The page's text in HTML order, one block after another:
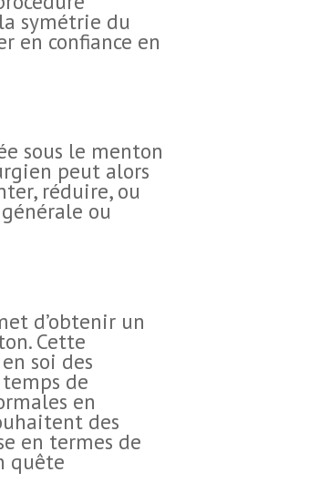
symétrie du
en confiance en
sous le menton
peut alors
réduire, ou
ou
d’obtenir un
Cette
soi des
de
en
des
en termes de
quête